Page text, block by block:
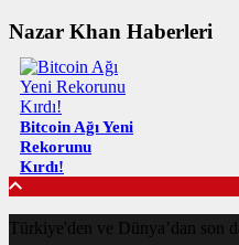
Nazar Khan Haberleri
Bitcoin Ağı Yeni
Rekorunu
Kırdı!
Türkiye'den ve Dünya’dan son